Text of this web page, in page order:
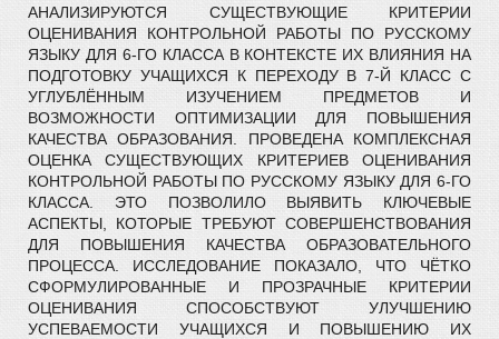
АНАЛИЗИРУЮТСЯ СУЩЕСТВУЮЩИЕ КРИТЕРИИ
ОЦЕНИВАНИЯ КОНТРОЛЬНОЙ РАБОТЫ ПО РУССКОМУ
ЯЗЫКУ ДЛЯ 6-ГО КЛАССА В КОНТЕКСТЕ ИХ ВЛИЯНИЯ НА
ПОДГОТОВКУ УЧАЩИХСЯ К ПЕРЕХОДУ В 7-Й КЛАСС С
УГЛУБЛЁННЫМ ИЗУЧЕНИЕМ ПРЕДМЕТОВ И
ВОЗМОЖНОСТИ ОПТИМИЗАЦИИ ДЛЯ ПОВЫШЕНИЯ
КАЧЕСТВА ОБРАЗОВАНИЯ. ПРОВЕДЕНА КОМПЛЕКСНАЯ
ОЦЕНКА СУЩЕСТВУЮЩИХ КРИТЕРИЕВ ОЦЕНИВАНИЯ
КОНТРОЛЬНОЙ РАБОТЫ ПО РУССКОМУ ЯЗЫКУ ДЛЯ 6-ГО
КЛАССА. ЭТО ПОЗВОЛИЛО ВЫЯВИТЬ КЛЮЧЕВЫЕ
АСПЕКТЫ, КОТОРЫЕ ТРЕБУЮТ СОВЕРШЕНСТВОВАНИЯ
ДЛЯ ПОВЫШЕНИЯ КАЧЕСТВА ОБРАЗОВАТЕЛЬНОГО
ПРОЦЕССА. ИССЛЕДОВАНИЕ ПОКАЗАЛО, ЧТО ЧЁТКО
СФОРМУЛИРОВАННЫЕ И ПРОЗРАЧНЫЕ КРИТЕРИИ
ОЦЕНИВАНИЯ СПОСОБСТВУЮТ УЛУЧШЕНИЮ
УСПЕВАЕМОСТИ УЧАЩИХСЯ И ПОВЫШЕНИЮ ИХ